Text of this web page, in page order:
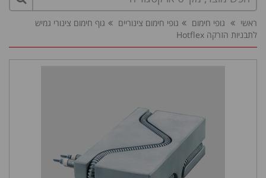
ראשי גופי חימום גופי חימום צינוריים
גוף חימום צינורי גמיש
לתבניות הזרקה Hotflex